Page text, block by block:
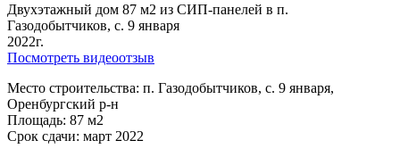
Двухэтажный дом 87 м2 из СИП-панелей в п.
Газодобытчиков, с. 9 января
2022г.
Посмотреть видеоотзыв
Место строительства: п. Газодобытчиков, с. 9 января,
Оренбургский р-н
Площадь: 87 м2
Срок сдачи: март 2022